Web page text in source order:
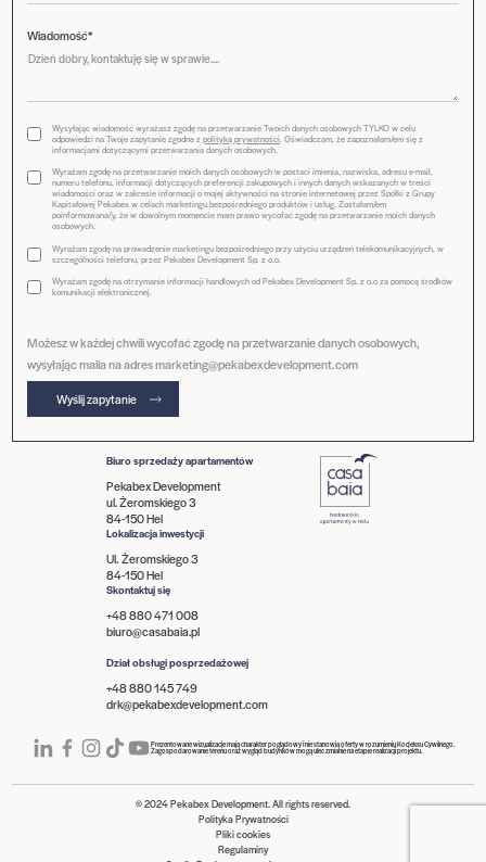
Biuro sprzedaży apartamentów
Pekabex Development
ul. Żeromskiego 3
84-150 Hel
Lokalizacja inwestycji
Ul. Żeromskiego 3
84-150 Hel
Skontaktuj się
+48 880 471 008
biuro@casabaia.pl
Dział obsługi posprzedażowej
+48 880 145 749
drk@pekabexdevelopment.com
Wiadomość*
Wysyłając wiadomość wyrażasz zgodę na przetwarzanie Twoich danych osobowych TYLKO w celu
odpowiedzi na Twoje zapytanie zgodne zpolityką prywatności . Oświadczam, że zapoznałam/em się z
informacjami dotyczącymi przetwarzania danych osobowych.
Wyrażam zgodę na przetwarzanie moich danych osobowych w postaci imienia, nazwiska, adresu e-mail,
numeru telefonu, informacji dotyczących preferencji zakupowych i innych danych wskazanych w treści
wiadomości oraz w zakresie informacji o mojej aktywności na stronie internetowej przez Spółki z Grupy
Kapitałowej Pekabex w celach marketingu bezpośredniego produktów i usług. Zostałam/em
poinformowana/y, że w dowolnym momencie mam prawo wycofać zgodę na przetwarzanie moich danych
osobowych.
Wyrażam zgodę na prowadzenie marketingu bezpośredniego przy użyciu urządzeń telekomunikacyjnych, w
szczególności telefonu, przez Pekabex Development Sp. z o.o.
Wyrażam zgodę na otrzymanie informacji handlowych od Pekabex Development Sp. z o.o za pomocą środków
komunikacji elektronicznej.
Możesz w każdej chwili wycofać zgodę na przetwarzanie danych osobowych,
wysyłając maila na adres marketing@pekabexdevelopment.com
Wyślij zapytanie
Prezentowane wizualizacje mają charakter poglądowy i nie stanowią oferty w rozumieniu Kodeksu Cywilnego.
Zagospodarowanie terenu oraz wygląd budynków mogą ulec zmianie na etapie realizacji projektu.
© 2024 Pekabex Development. All rights reserved.
Polityka Prywatności
Pliki cookies
Regulaminy